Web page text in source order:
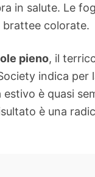
in salute. Le
brattee colorate.
pieno, il
indica per
è quasi
è una